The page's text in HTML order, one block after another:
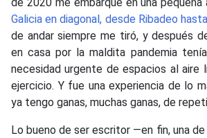
de 2020 me embarqué en una pequeña
Galicia en diagonal, desde Ribadeo
de andar siempre me tiró, y después
en casa por la maldita pandemia
necesidad urgente de espacios al aire
ejercicio. Y fue una experiencia de lo
ya tengo ganas, muchas ganas, de
Lo bueno de ser escritor —en fin, una